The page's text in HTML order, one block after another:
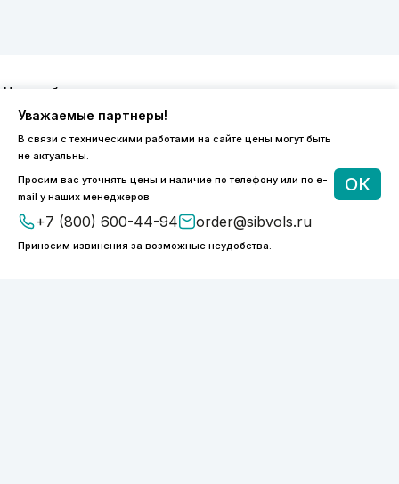
Уважаемые партнеры!
В связи с техническими работами на сайте цены могут быть
не актуальны.
Просим вас уточнять цены и наличие по телефону или по e-
mail у наших менеджеров
+7 (800) 600-44-94 order@sibvols.ru
Приносим извинения за возможные неудобства.
ОК
8 (800) 600-44-94
ПН-ПТ 9:00 - 18:00
order@sibvols.ru
О компании
Каталог
Контакты